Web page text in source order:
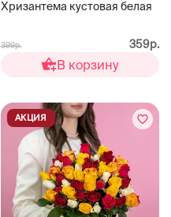
Хризантема кустовая белая
399р. 359р.
В корзину
АКЦИЯ